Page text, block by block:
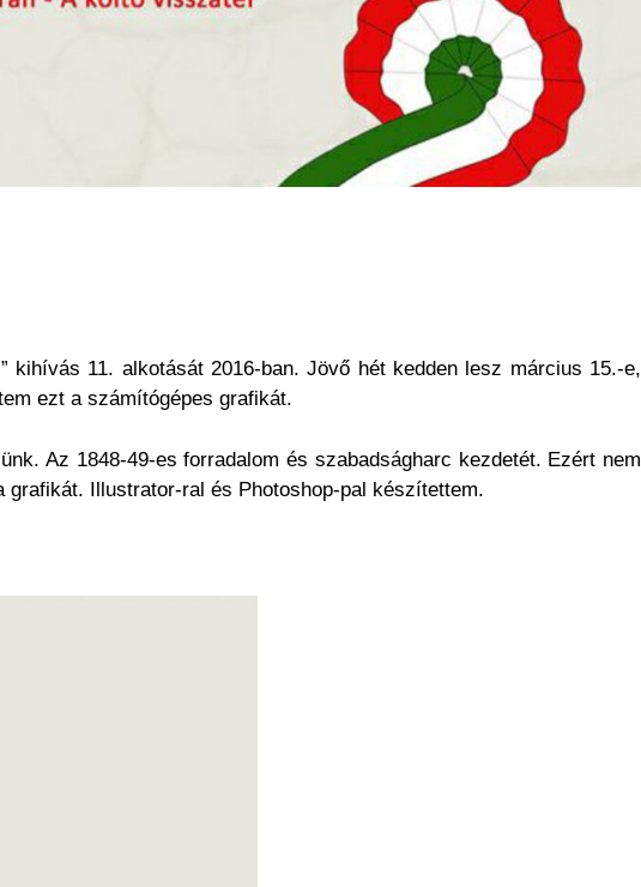
kihívás 11. alkotását 2016-ban. Jövő hét kedden lesz március 15.-e,
ezt a számítógépes grafikát.
Az 1848-49-es forradalom és szabadságharc kezdetét. Ezért nem
Illustrator-ral és Photoshop-pal készítettem.